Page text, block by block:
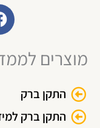
מוצרים
התקן ברק
התקן ברק